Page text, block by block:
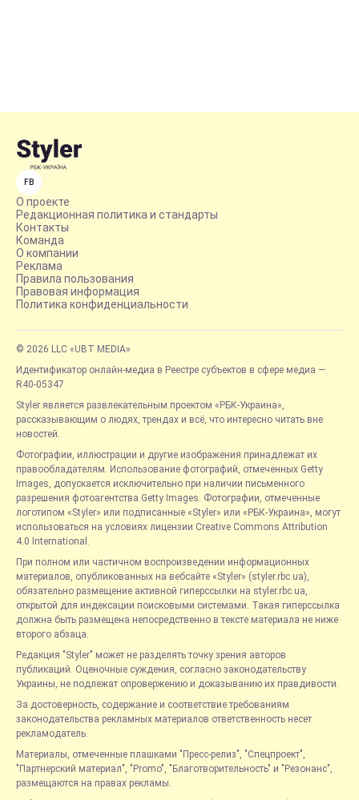
FB
О проекте
Редакционная политика и стандарты
Контакты
Команда
О компании
Реклама
Правила пользования
Правовая информация
Политика конфиденциальности
© 2026 LLC «UBT MEDIA»
Идентификатор онлайн-медиа в Реестре субъектов в сфере медиа —
R40-05347
Styler является развлекательным проектом «РБК-Украина»,
рассказывающим о людях, трендах и всё, что интересно читать вне
новостей.
Фотографии, иллюстрации и другие изображения принадлежат их
правообладателям. Использование фотографий, отмеченных Getty
Images, допускается исключительно при наличии письменного
разрешения фотоагентства Getty Images. Фотографии, отмеченные
логотипом «Styler» или подписанные «Styler» или «РБК-Украина», могут
использоваться на условиях лицензии Creative Commons Attribution
4.0 International.
При полном или частичном воспроизведении информационных
материалов, опубликованных на вебсайте «Styler» (styler.rbc.ua),
обязательно размещение активной гиперссылки на styler.rbc.ua,
открытой для индексации поисковыми системами. Такая гиперссылка
должна быть размещена непосредственно в тексте материала не ниже
второго абзаца.
Редакция "Styler" может не разделять точку зрения авторов
публикаций. Оценочные суждения, согласно законодательству
Украины, не подлежат опровержению и доказыванию их правдивости.
За достоверность, содержание и соответствие требованиям
законодательства рекламных материалов ответственность несет
рекламодатель.
Материалы, отмеченные плашками "Пресс-релиз", "Спецпроект",
"Партнерский материал", "Promo", "Благотворительность" и "Резонанс",
размещаются на правах рекламы.